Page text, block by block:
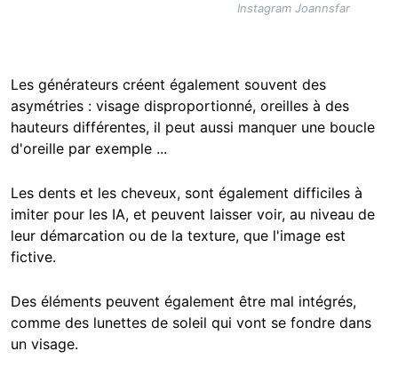
Instagram Joannsfar
Les générateurs créent également souvent des
asymétries : visage disproportionné, oreilles à des
hauteurs différentes, il peut aussi manquer une boucle
d'oreille par exemple ...
Les dents et les cheveux, sont également difficiles à
imiter pour les IA, et peuvent laisser voir, au niveau de
leur démarcation ou de la texture, que l'image est
fictive.
Des éléments peuvent également être mal intégrés,
comme des lunettes de soleil qui vont se fondre dans
un visage.